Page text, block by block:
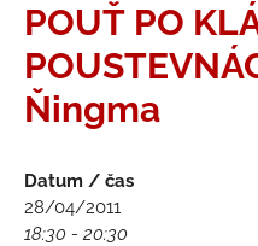
POUŤ PO
Ňingma
Datum / čas
28/04/2011
18:30 - 20:30